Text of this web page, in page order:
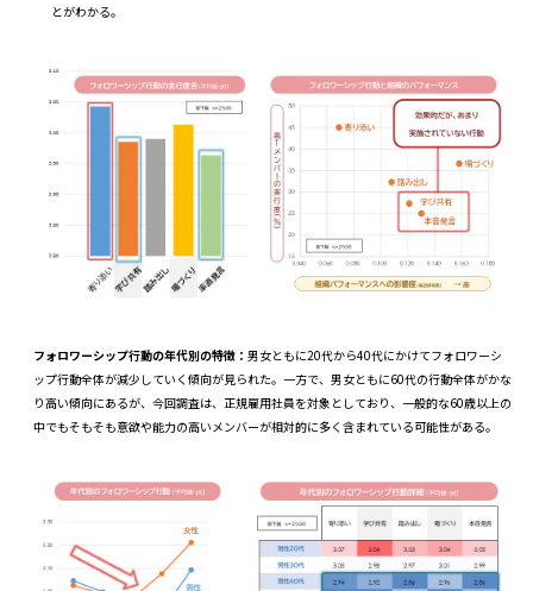
とがわかる。
フォロワーシップ行動の年代別の特徴： 男女ともに20代から40代にかけてフォロワーシ
ップ行動全体が減少していく傾向が見られた。一方で、男女ともに60代の行動全体がかな
り高い傾向にあるが、今回調査は、正規雇用社員を対象としており、一般的な60歳以上の
中でもそもそも意欲や能力の高いメンバーが相対的に多く含まれている可能性がある。